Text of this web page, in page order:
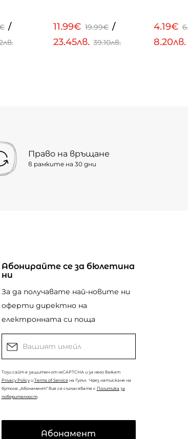
/
11.99€ 19.99€ /
23.45лв. 39.10лв.
4.19€
8.20лв.
Право на връщане
в рамките на 30 дни
Абонирайте се за бюлетина
ни
За да получавате най-новите ни
оферти директно на
електронната си поща
Този сайт е защитен от reCAPTCHA и за него важат
Privacy Policyи Terms of Serviceна Гугъл. Чрез натискане на
бутона „Абонамент“ вие се съгласявате с Политика за
поверителност.
Абонамент